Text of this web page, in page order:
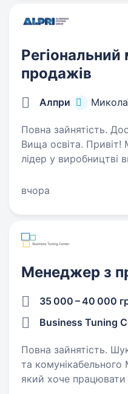
продажів
Алпри
Повна зайнятість.
Вища освіта. Привіт! Ми — компанія «ALPRI»,
лідер у виробництві
систем в Україні. З
вчора
Менеджер з
35 000 – 40 000
Business Tuning
Повна зайнятість. Шукаємо активного
та
який хоче працювати